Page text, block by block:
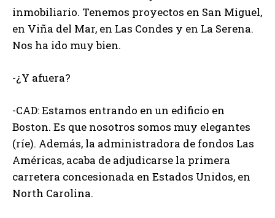
inmobiliario. Tenemos proyectos en San Miguel,
en Viña del Mar, en Las Condes y en La Serena.
Nos ha ido muy bien.
-¿Y afuera?
-CAD: Estamos entrando en un edificio en
Boston. Es que nosotros somos muy elegantes
(ríe). Además, la administradora de fondos Las
Américas, acaba de adjudicarse la primera
carretera concesionada en Estados Unidos, en
North Carolina.